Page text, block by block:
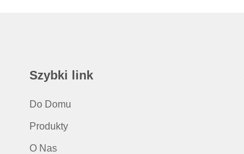
Szybki link
Do Domu
Produkty
O Nas